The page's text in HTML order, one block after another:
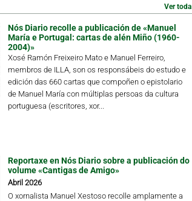
Ver toda
Nós Diario recolle a publicación de «Manuel
María e Portugal: cartas de alén Miño (1960-
2004)»
Xosé Ramón Freixeiro Mato e Manuel Ferreiro,
membros de ILLA, son os responsábeis do estudo e
edición das 660 cartas que compoñen o epistolario
de Manuel María con múltiplas persoas da cultura
portuguesa (escritores, xor...
Reportaxe en Nós Diario sobre a publicación do
volume «Cantigas de Amigo»
Abril 2026
O xornalista Manuel Xestoso recolle amplamente a